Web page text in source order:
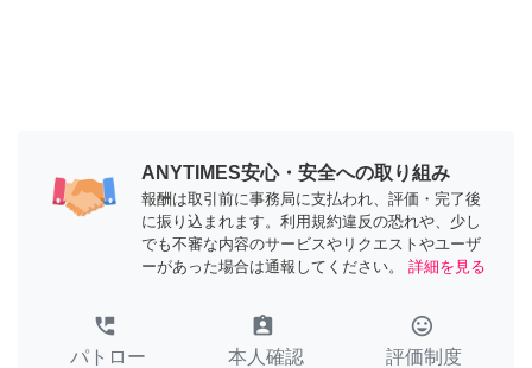
ANYTIMES安心・安全への取り組み
報酬は取引前に事務局に支払われ、評価・完了後
に振り込まれます。利用規約違反の恐れや、少し
でも不審な内容のサービスやリクエストやユーザ
ーがあった場合は通報してください。
詳細を見る
perm_phone_msg
パトロー
assignment_ind
本人確認
tag_faces
評価制度